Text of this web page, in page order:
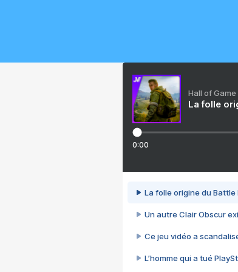
Hall of Game
La folle
0:00
La folle origine du Battle
Un autre Clair Obscur
Ce jeu vidéo a
L’homme qui a tué